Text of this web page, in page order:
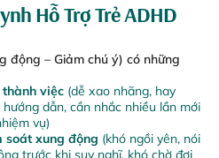
Hỗ Trợ Trẻ ADHD
động – Giảm chú ý) có những
việc (dễ xao nhãng, hay
dẫn, cần nhắc nhiều lần mới
vụ)
soát xung động (khó ngồi yên, nói
trước khi suy nghĩ, khó chờ đợi